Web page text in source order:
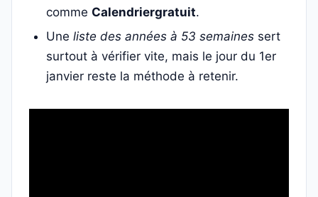
comme Calendriergratuit.
Une liste des années à 53 semaines sert
surtout à vérifier vite, mais le jour du 1er
janvier reste la méthode à retenir.